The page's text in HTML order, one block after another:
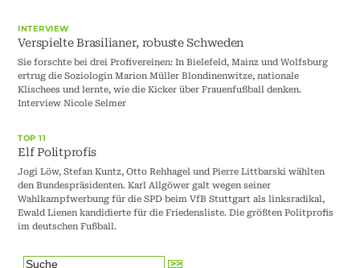
INTERVIEW
Verspielte Brasilianer, robuste Schweden
Sie forschte bei drei Profivereinen: In Bielefeld, Mainz und Wolfsburg
ertrug die Soziologin Marion Müller Blondinenwitze, nationale
Klischees und lernte, wie die Kicker über Frauenfußball denken.
Interview Nicole Selmer
TOP 11
Elf Politprofis
Jogi Löw, Stefan Kuntz, Otto Rehhagel und Pierre Littbarski wählten
den Bundespräsidenten. Karl Allgöwer galt wegen seiner
Wahlkampfwerbung für die SPD beim VfB Stuttgart als linksradikal,
Ewald Lienen kandidierte für die Friedensliste. Die größten Politprofis
im deutschen Fußball.